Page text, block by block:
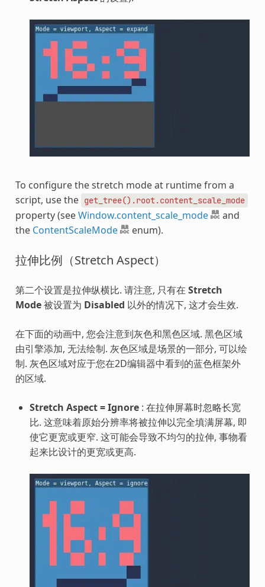
To configure the stretch mode at runtime from a
script, use the get_tree().root.content_scale_mode
property (seeWindow.content_scale_mode
and
the ContentScaleMode enum).
拉伸比例（Stretch Aspect）
第二个设置是拉伸纵横比. 请注意, 只有在Stretch
Mode被设置为 Disabled 以外的情况下, 这才会生效.
在下面的动画中, 您会注意到灰色和黑色区域. 黑色区域
由引擎添加, 无法绘制. 灰色区域是场景的一部分, 可以绘
制. 灰色区域对应于您在2D编辑器中看到的蓝色框架外
的区域.
Stretch Aspect = Ignore: 在拉伸屏幕时忽略长宽
比. 这意味着原始分辨率将被拉伸以完全填满屏幕, 即
使它更宽或更窄. 这可能会导致不均匀的拉伸, 事物看
起来比设计的更宽或更高.